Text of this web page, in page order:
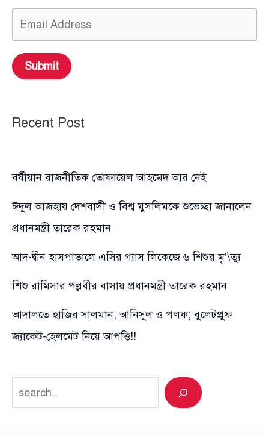
Submit
Recent Post
বর্ষীয়ান রাজনীতিক তোফায়েল আহমেদ আর নেই
ঈদুল আজহায় দেশবাসী ও বিশ্ব মুসলিমকে শুভেচ্ছা জানালেন
প্রধানমন্ত্রী তারেক রহমান
আদ-দ্বীন হাসপাতালে এসির গ্যাস লিকেজে ৬ শিশুর মৃ’\ত্যু
শিশু রামিসার পল্লবীর বাসায় প্রধানমন্ত্রী তারেক রহমান
আদালতে হাজির সালমান, আনিসুল ও পলক; বুলেটপ্রুফ
জ্যাকেট-হেলমেট নিয়ে আপত্তি!!
Search